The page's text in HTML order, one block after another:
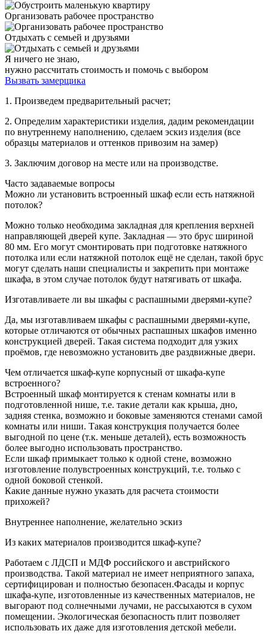
Организовать рабочее пространство
Отдыхать с семьей и друзьями
Я ничего не знаю,
нужно рассчитать стоимость и помочь с выбором
Вызвать замерщика
1. Произведем предварительный расчет;
2. Определим характеристики изделия, дадим рекомендации
по внутреннему наполнению, сделаем эскиз изделия (все
образцы материалов и оттенков привозим на замер)
3. Заключим договор на месте или на производстве.
Часто задаваемые вопросы
Можно ли установить встроенный шкаф если есть натяжной
потолок?
Можно только необходима закладная для крепления верхней
направляющей дверей купе. Закладная — это брус шириной
80 мм. Его могут смонтировать при подготовке натяжного
потолка или если натяжной потолок ещё не сделан, такой брус
могут сделать наши специалисты и закрепить при монтаже
шкафа, в этом случае потолок будут натягивать от шкафа.
Изготавливаете ли вы шкафы с распашными дверями-купе?
Да, мы изготавливаем шкафы с распашными дверями-купе,
которые отличаются от обычных распашных шкафов именно
конструкцией дверей. Такая система подходит для узких
проёмов, где невозможно установить две раздвижные двери.
Чем отличается шкаф-купе корпусный от шкафа-купе
встроенного?
Встроенный шкаф монтируется к стенам комнаты или в
подготовленной нише, т.е. такие детали как крыша, дно,
задняя стенка, возможно и боковые заменяются стенами самой
комнаты или ниши. Такая конструкция получается более
выгодной по цене (т.к. меньше деталей), есть возможность
более выгодно использовать пространство.
Если шкаф примыкает только к одной стене, возможно
изготовление полувстроенных конструкций, т.е. только с
одной боковой стенкой.
Какие данные нужно указать для расчета стоимости
прихожей?
Внутреннее наполнение, желательно эскиз
Из каких материалов производится шкаф-купе?
Работаем с ЛДСП и МДФ российского и австрийского
производства. Такой материал не имеет неприятного запаха,
сертифицирован и полностью безопасен.Фасады и корпус
шкафа-купе, изготовленные из качественных материалов, не
выгорают под солнечными лучами, не рассыхаются в сухом
помещении. Экологическая безопасность плит позволяет
использовать их даже для изготовления детской мебели.